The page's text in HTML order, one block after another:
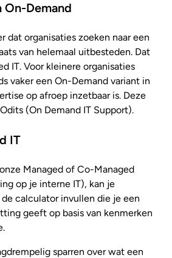
On-Demand
dat organisaties zoeken naar een
van helemaal uitbesteden. Dat
IT. Voor kleinere organisaties
vaker een On-Demand variant in
op afroep inzetbaar is. Deze
(On Demand IT Support).
IT
Managed of Co-Managed
op je interne IT), kan je
calculator invullen die je een
geeft op basis van kenmerken
sparren over wat een